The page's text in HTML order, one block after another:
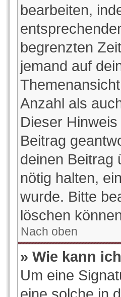
bearbeiten,
begrenzten
jemand auf
Anzahl als
Dieser
Beitrag
deinen Beitrag
nötig halten,
wurde. Bitte
löschen
Nach oben
» Wie kann
Um eine